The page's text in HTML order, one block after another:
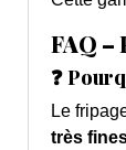
FAQ –
❓
Le
très